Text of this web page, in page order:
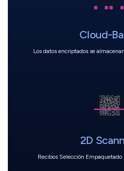
Cloud-
Los datos encriptadosse
2D
Recibos Selección